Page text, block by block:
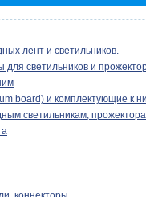
лент и светильников.
светильников и
board) и комплектующие к
светильникам,